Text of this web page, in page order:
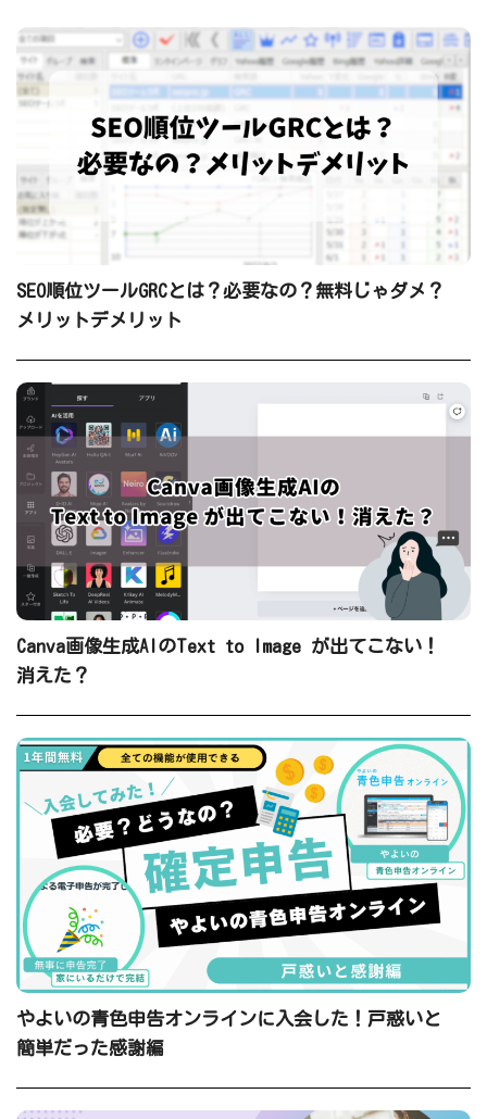
SEO順位ツールGRCとは？必要なの？無料じゃダメ？
メリットデメリット
Canva画像生成AIのText to Image が出てこない！
消えた？
やよいの青色申告オンラインに入会した！戸惑いと
簡単だった感謝編